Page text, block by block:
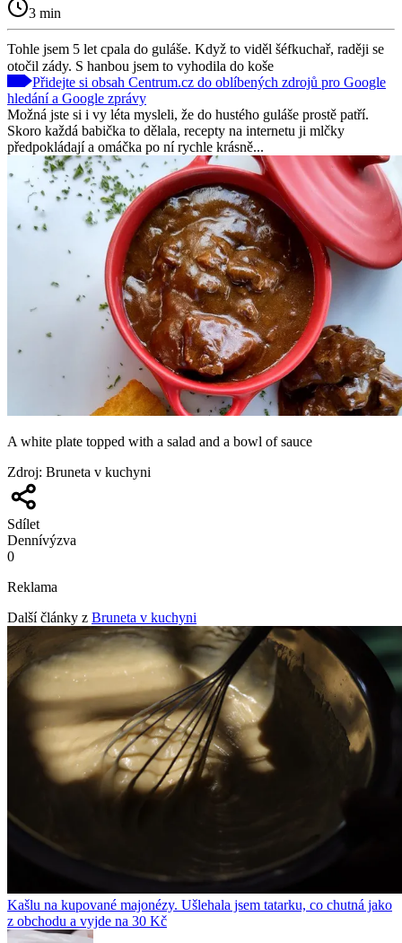
3 min
Tohle jsem 5 let cpala do guláše. Když to viděl šéfkuchař, raději se
otočil zády. S hanbou jsem to vyhodila do koše
Přidejte si obsah Centrum.cz do oblíbených zdrojů pro Google
hledání a Google zprávy
Možná jste si i vy léta mysleli, že do hustého guláše prostě patří.
Skoro každá babička to dělala, recepty na internetu ji mlčky
předpokládají a omáčka po ní rychle krásně...
A white plate topped with a salad and a bowl of sauce
Zdroj: Bruneta v kuchyni
Sdílet
Dennívýzva
0
Reklama
Další články z Bruneta v kuchyni
Kašlu na kupované majonézy. Ušlehala jsem tatarku, co chutná jako
z obchodu a vyjde na 30 Kč